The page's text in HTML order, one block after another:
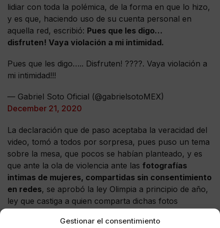
Gestionar el consentimiento
lidiar con toda la polémica, de la forma en que lo hizo,
y es que, haciendo uso de su cuenta personal en
aquella red, escribió: Pues que les digo…
disfruten! Vaya violación a mi intimidad.
Pues que les digo….. Disfruten! ??‍??. Vaya violación a
mi intimidad!!!
— Gabriel Soto Oficial (@gabrielsotoMEX)
December 21, 2020
La declaración que de paso aceptaba la veracidad del
video, tomó a todos por sorpresa, pues puso un tema
sobre la mesa, que pocos se habían planteado, y es
que ante la ola de violencia ante las fotografías
intimas de mujeres, compartidas sin consentimiento
en redes, se aprobó la ley Olimpia a principio de año,
ley que castiga a quien comparta dichas fotos